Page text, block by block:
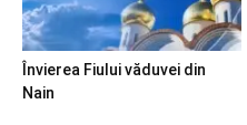
Învierea Fiului văduvei din
Nain